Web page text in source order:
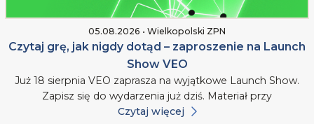
05.08.2026 • Wielkopolski ZPN
Czytaj grę, jak nigdy dotąd – zaproszenie na Launch
Show VEO
Już 18 sierpnia VEO zaprasza na wyjątkowe Launch Show.
Zapisz się do wydarzenia już dziś. Materiał przy
Czytaj więcej